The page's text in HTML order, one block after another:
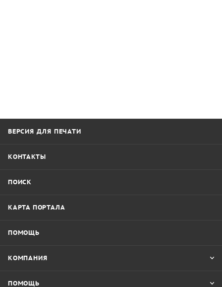
ВЕРСИЯ ДЛЯ ПЕЧАТИ
КОНТАКТЫ
ПОИСК
КАРТА ПОРТАЛА
ПОМОЩЬ
КОМПАНИЯ
ПОМОЩЬ